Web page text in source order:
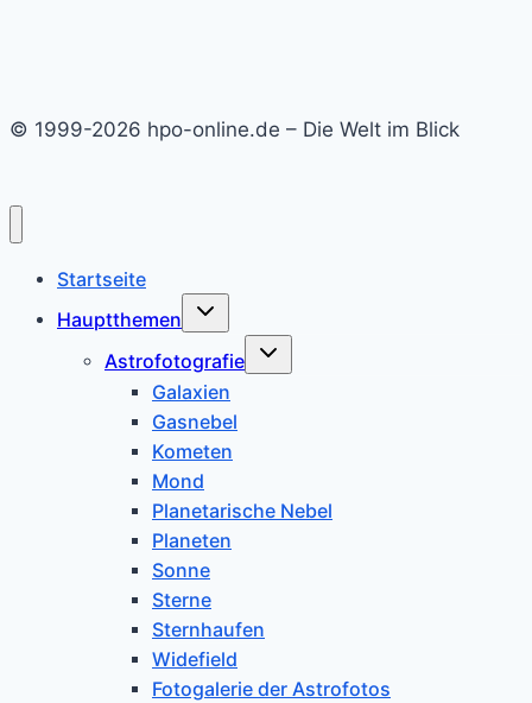
© 1999-2026 hpo-online.de – Die Welt im Blick
Startseite
Hauptthemen
Untermenü
Astrofotografie
Untermenü
Galaxien
Gasnebel
Kometen
Mond
Planetarische Nebel
Planeten
Sonne
Sterne
Sternhaufen
Widefield
Fotogalerie der Astrofotos